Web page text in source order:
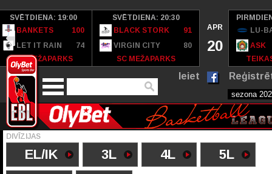
SVĒTDIENA: 19:00
BANKETS
100
LET IT RAIN
74
SC MEŽAPARKS
SVĒTDIENA: 20:30
BLACK STORK
91
VIRGIN CITY
80
SC MEŽAPARKS
APR
20
LU-
ASK
Ieiet
DIVĪZIJAS
EL/IK 3L 4L
5L